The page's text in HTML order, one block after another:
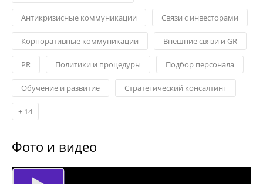
Антикризисные коммуникации Связи с инвесторами
Корпоративные коммуникации Внешние связи и GR
PR Политики и процедуры Подбор персонала
Обучение и развитие Стратегический консалтинг
+ 14
Фото и видео